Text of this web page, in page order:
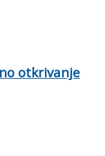
otkrivanje